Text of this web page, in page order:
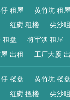
租屋 黄竹坑 租屋
红磡 租楼 尖沙
租盘 将军澳 租屋
出租 工厂大厦
楼盘 黄竹坑 楼盘
红磡 搵楼 尖沙